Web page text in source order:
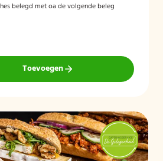
belegd met oa de volgende beleg
Toevoegen